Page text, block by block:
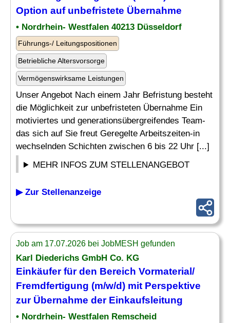
Option auf unbefristete Übernahme
• Nordrhein- Westfalen 40213 Düsseldorf
Führungs-/ Leitungspositionen
Betriebliche Altersvorsorge
Vermögenswirksame Leistungen
Unser Angebot Nach einem Jahr Befristung besteht
die Möglichkeit zur unbefristeten Übernahme Ein
motiviertes und generationsübergreifendes Team-
das sich auf Sie freut Geregelte Arbeitszeiten-in
wechselnden Schichten zwischen 6 bis 22 Uhr [...]
MEHR INFOS ZUM STELLENANGEBOT
▶ Zur Stellenanzeige
Job am 17.07.2026 bei JobMESH gefunden
Karl Diederichs GmbH Co. KG
Einkäufer für den Bereich Vormaterial/
Fremdfertigung (m/w/d) mit Perspektive
zur Übernahme der Einkaufsleitung
• Nordrhein- Westfalen Remscheid